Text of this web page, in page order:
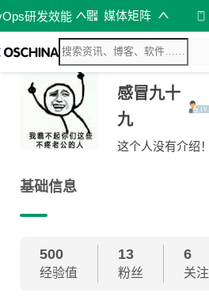
研发效能 媒体矩阵
感冒九十
九
这个人没有介绍！
基础信息
500
经验值
13
粉丝
6
关注